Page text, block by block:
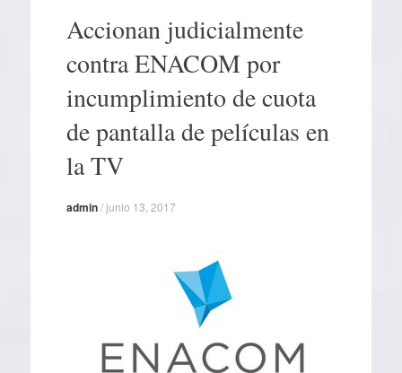
contenidoAccionan judicialmente
contra ENACOM por
incumplimiento de cuota
de pantalla de películas en
la TV
admin/junio 13, 2017